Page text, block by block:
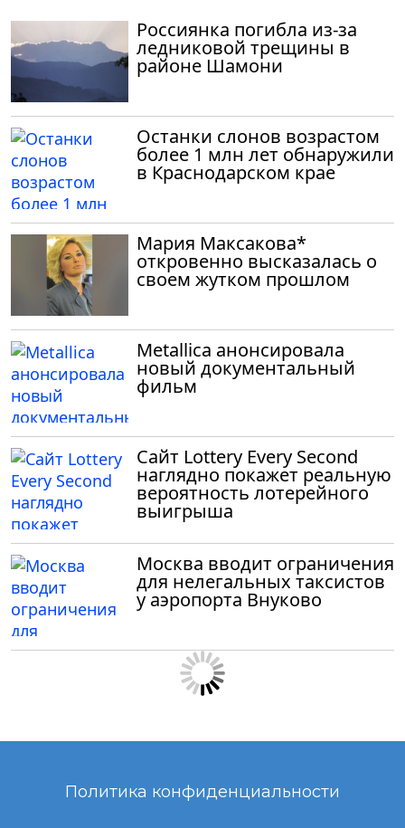
Россиянка погибла из-за
ледниковой трещины в
районе Шамони
Останки слонов возрастом
более 1 млн лет обнаружили
в Краснодарском крае
Мария Максакова*
откровенно высказалась о
своем жутком прошлом
Metallica анонсировала
новый документальный
фильм
Сайт Lottery Every Second
наглядно покажет реальную
вероятность лотерейного
выигрыша
Москва вводит ограничения
для нелегальных таксистов
у аэропорта Внуково
Политика конфиденциальности